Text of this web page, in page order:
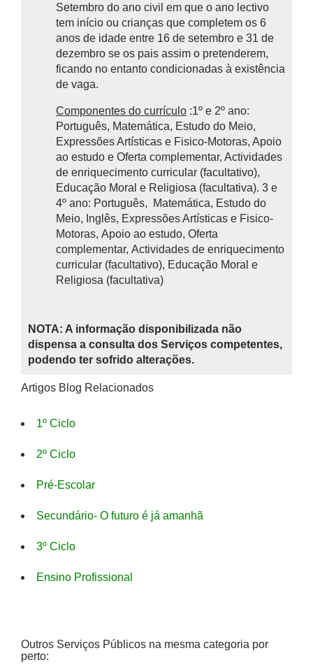
Setembro do ano civil em que o ano lectivo
tem início ou crianças que completem os 6
anos de idade entre 16 de setembro e 31 de
dezembro se os pais assim o pretenderem,
ficando no entanto condicionadas à existência
de vaga.
Componentes do currículo :1º e 2º ano:
Português, Matemática, Estudo do Meio,
Expressões Artísticas e Fisico-Motoras, Apoio
ao estudo e Oferta complementar, Actividades
de enriquecimento curricular (facultativo),
Educação Moral e Religiosa (facultativa). 3 e
4º ano: Português, Matemática, Estudo do
Meio, Inglês, Expressões Artísticas e Fisico-
Motoras, Apoio ao estudo, Oferta
complementar, Actividades de enriquecimento
curricular (facultativo), Educação Moral e
Religiosa (facultativa)
NOTA: A informação disponibilizada não
dispensa a consulta dos Serviços competentes,
podendo ter sofrido alterações.
Artigos Blog Relacionados
1º Ciclo
2º Ciclo
Pré-Escolar
Secundário- O futuro é já amanhã
3º Ciclo
Ensino Profissional
Outros Serviços Públicos na mesma categoria por
perto: